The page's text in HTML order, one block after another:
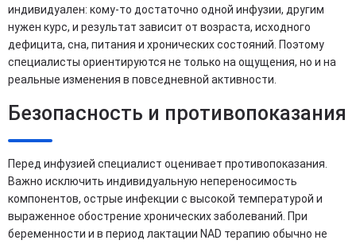
индивидуален: кому-то достаточно одной инфузии, другим
нужен курс, и результат зависит от возраста, исходного
дефицита, сна, питания и хронических состояний. Поэтому
специалисты ориентируются не только на ощущения, но и на
реальные изменения в повседневной активности.
Безопасность и противопоказания
Перед инфузией специалист оценивает противопоказания.
Важно исключить индивидуальную непереносимость
компонентов, острые инфекции с высокой температурой и
выраженное обострение хронических заболеваний. При
беременности и в период лактации NAD терапию обычно не